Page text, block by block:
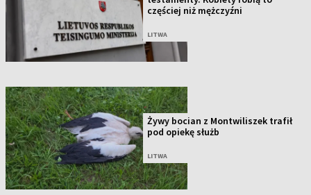
częściej niż mężczyźni
LITWA
Żywy bocian z Montwiliszek trafił
pod opiekę służb
LITWA